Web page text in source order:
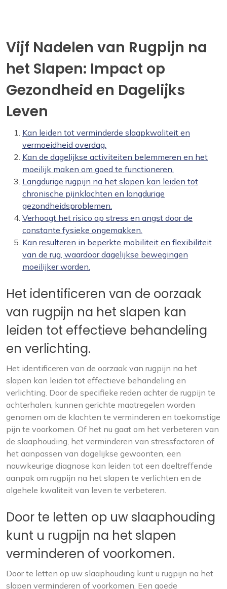
Vijf Nadelen van Rugpijn na
het Slapen: Impact op
Gezondheid en Dagelijks
Leven
Kan leiden tot verminderde slaapkwaliteit en
vermoeidheid overdag.
Kan de dagelijkse activiteiten belemmeren en het
moeilijk maken om goed te functioneren.
Langdurige rugpijn na het slapen kan leiden tot
chronische pijnklachten en langdurige
gezondheidsproblemen.
Verhoogt het risico op stress en angst door de
constante fysieke ongemakken.
Kan resulteren in beperkte mobiliteit en flexibiliteit
van de rug, waardoor dagelijkse bewegingen
moeilijker worden.
Het identificeren van de oorzaak
van rugpijn na het slapen kan
leiden tot effectieve behandeling
en verlichting.
Het identificeren van de oorzaak van rugpijn na het
slapen kan leiden tot effectieve behandeling en
verlichting. Door de specifieke reden achter de rugpijn te
achterhalen, kunnen gerichte maatregelen worden
genomen om de klachten te verminderen en toekomstige
pijn te voorkomen. Of het nu gaat om het verbeteren van
de slaaphouding, het verminderen van stressfactoren of
het aanpassen van dagelijkse gewoonten, een
nauwkeurige diagnose kan leiden tot een doeltreffende
aanpak om rugpijn na het slapen te verlichten en de
algehele kwaliteit van leven te verbeteren.
Door te letten op uw slaaphouding
kunt u rugpijn na het slapen
verminderen of voorkomen.
Door te letten op uw slaaphouding kunt u rugpijn na het
slapen verminderen of voorkomen. Een goede